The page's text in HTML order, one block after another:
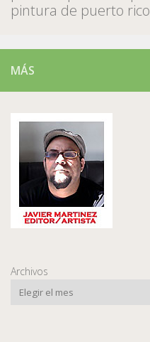
pintura de puerto rico
MÁS
Archivos